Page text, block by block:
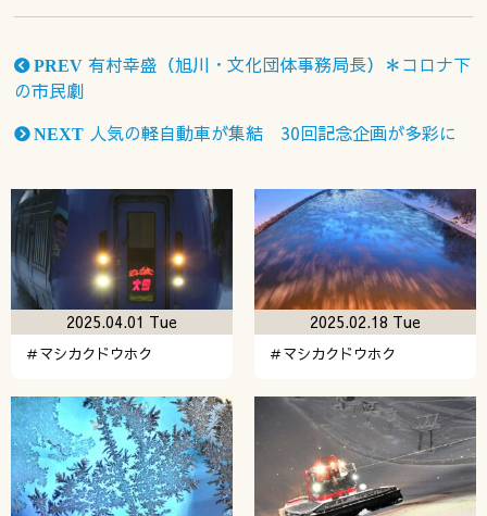
PREV 有村幸盛（旭川・文化団体事務局長）＊コロナ下
の市民劇
NEXT 人気の軽自動車が集結 30回記念企画が多彩に
＃マシカクドウホク
2025.04.01 Tue
＃マシカクドウホク
2025.02.18 Tue